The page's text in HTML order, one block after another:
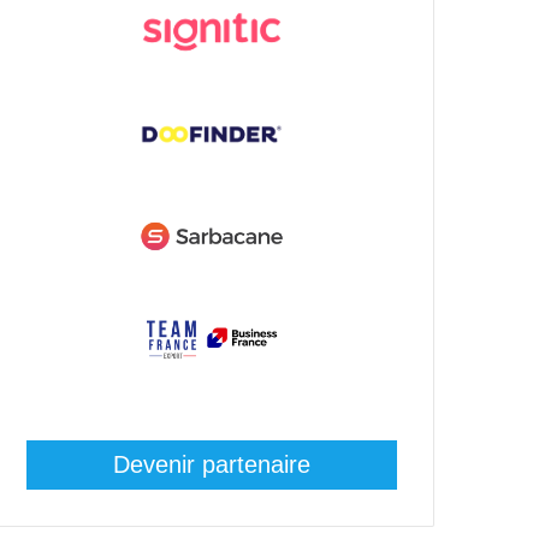
Devenir partenaire